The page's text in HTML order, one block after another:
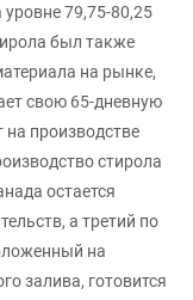
79,75-80,25
был также
на рынке,
свою 65-дневную
производстве
стирола
остается
а третий по
на
залива, готовится